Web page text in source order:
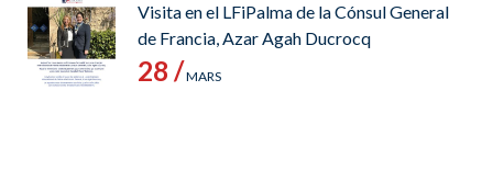
Visita en el LFiPalma de la Cónsul General
de Francia, Azar Agah Ducrocq
28 /MARS